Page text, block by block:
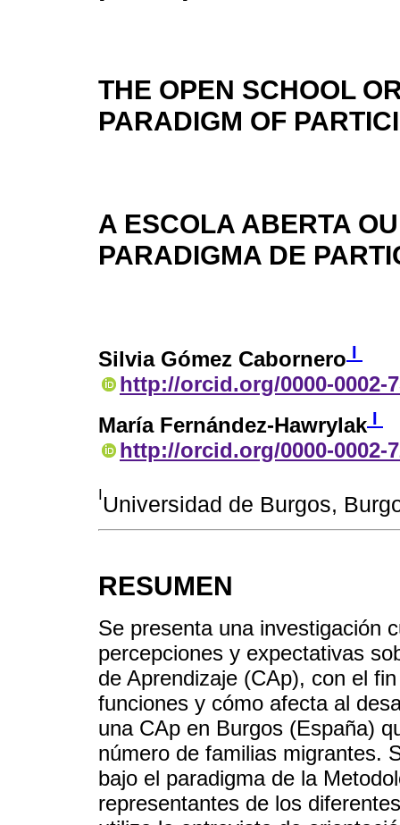
THE OPEN SCHOOL
PARADIGM OF
A ESCOLA ABERTA
PARADIGMA DE
Silvia Gómez Cabornero I
http://orcid.org/0000-0002-
María Fernández-Hawrylak I
http://orcid.org/0000-0002-
IUniversidad de Burgos,
RESUMEN
Se presenta una investigación
percepciones y expectativas
de Aprendizaje (CAp), con el
funciones y cómo afecta al
una CAp en Burgos (España)
número de familias migrantes.
bajo el paradigma de la
representantes de los